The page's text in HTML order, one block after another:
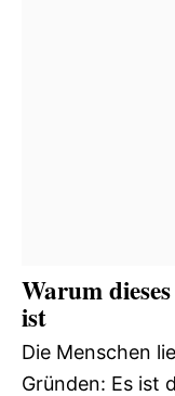
Warum
ist
Die Menschen
Gründen: Es ist